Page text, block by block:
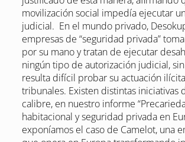
movilización social impedía ejecutar
judicial. En el mundo privado,
empresas de “seguridad privada”
por su mano y tratan de ejecutar
ningún tipo de autorización judicial,
resulta difícil probar su actuación
tribunales. Existen distintas iniciativas
calibre, en nuestro informe
habitacional y seguridad privada en
exponíamos el caso de Camelot, una